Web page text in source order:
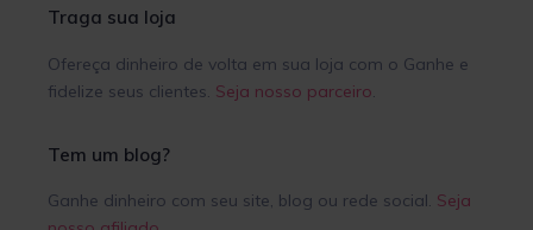
Traga sua loja
Ofereça dinheiro de volta em sua loja com o Ganhe e
fidelize seus clientes. Seja nosso parceiro.
Tem um blog?
Ganhe dinheiro com seu site, blog ou rede social. Seja